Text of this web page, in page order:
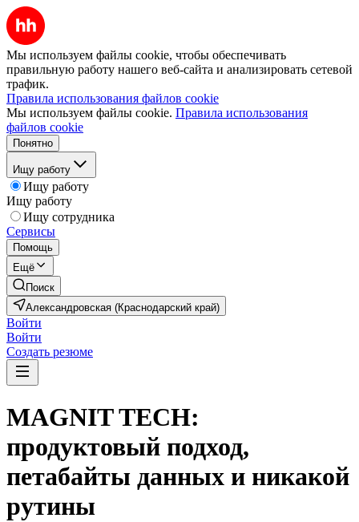
Мы используем файлы cookie, чтобы обеспечивать
правильную работу нашего веб-сайта и анализировать сетевой
трафик.
Правила использования файлов cookie
Мы используем файлы cookie. Правила использования
файлов cookie
Понятно
Ищу работу
Ищу работу
Ищу работу
Ищу сотрудника
Сервисы
Помощь
Ещё
Поиск
Александровская (Краснодарский край)
Войти
Войти
Создать резюме
MAGNIT TECH:
продуктовый подход,
петабайты данных и никакой
рутины